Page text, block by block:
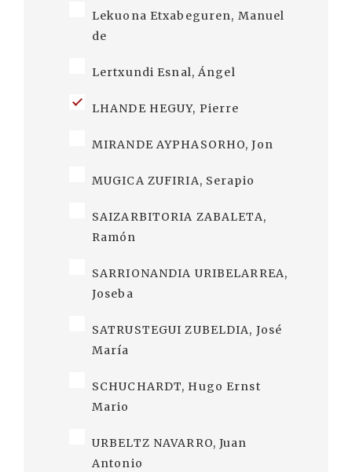
Lekuona Etxabeguren, Manuel
de
Lertxundi Esnal, Ángel
LHANDE HEGUY, Pierre
MIRANDE AYPHASORHO, Jon
MUGICA ZUFIRIA, Serapio
SAIZARBITORIA ZABALETA,
Ramón
SARRIONANDIA URIBELARREA,
Joseba
SATRUSTEGUI ZUBELDIA, José
María
SCHUCHARDT, Hugo Ernst
Mario
URBELTZ NAVARRO, Juan
Antonio